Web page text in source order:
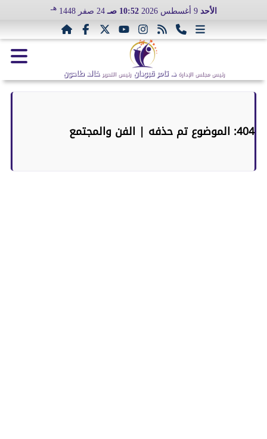
الأحد 9 أغسطس 2026 10:52 صـ 24 صفر 1448 هـ
رئيس مجلس الإدارة د. تامر قبودان رئيس التحرير خالد طاحون
404: الموضوع تم حذفه | الفن والمجتمع